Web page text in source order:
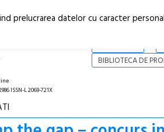
BIBLIOTECA DE
ISSN-L 2069-721X
prelucrarea datelor cu caracter